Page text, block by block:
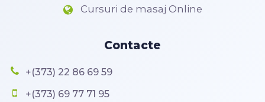
Cursuri de masaj Online
Contacte
+(373) 22 86 69 59
+(373) 69 77 71 95